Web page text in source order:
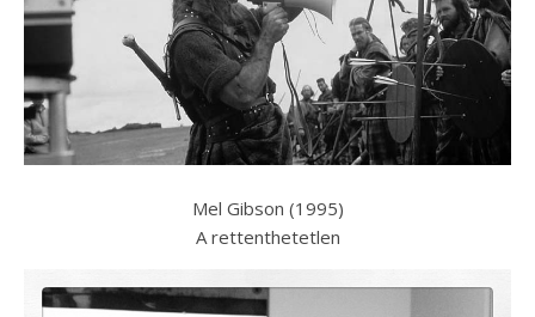
Mel Gibson (1995)
A rettenthetetlen